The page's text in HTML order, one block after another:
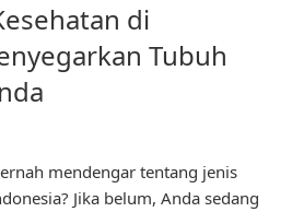
di
Tubuh
mendengar tentang jenis
Jika belum, Anda sedang